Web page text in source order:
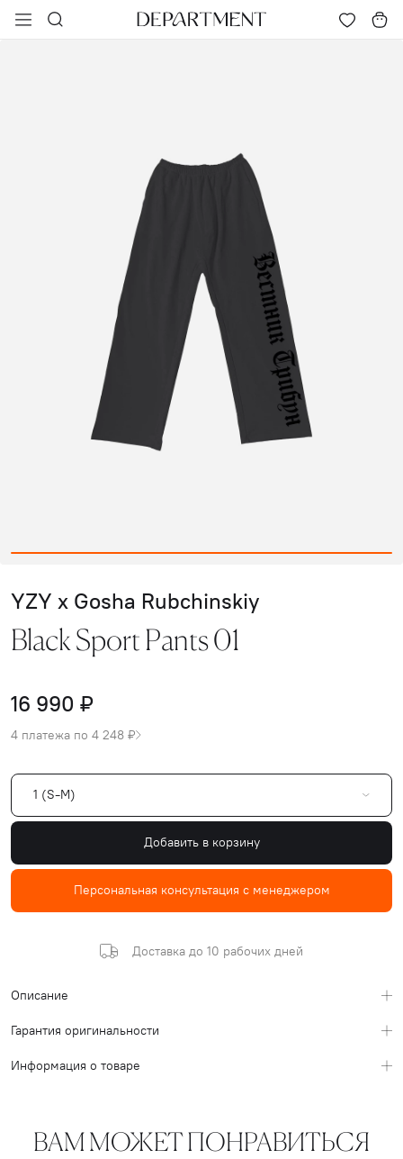
YZY x Gosha Rubchinskiy
Black Sport Pants 01
16 990 ₽
4 платежа по 4 248 ₽
1 (S-M)
Добавить в корзину
Персональная консультация с менеджером
Доставка до 10 рабочих дней
Описание
Гарантия оригинальности
Информация о товаре
ВАМ МОЖЕТ ПОНРАВИТЬСЯ